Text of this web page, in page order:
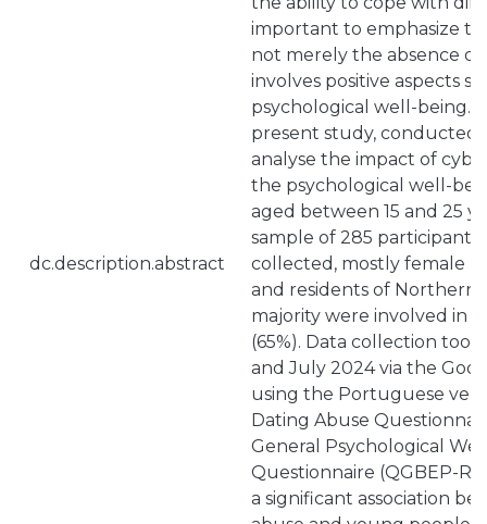
dc.description.abstract
important to emphasize
not merely the absence of
involves positive aspects
psychological well-being.
present study, conducted
analyse the impact of
the psychological well-
aged between 15 and 25
sample of 285 participants
collected, mostly female
and residents of Northern
majority were involved in
(65%). Data collection
and July 2024 via the
using the Portuguese
Dating Abuse
General Psychological
Questionnaire (QGBEP-
a significant association